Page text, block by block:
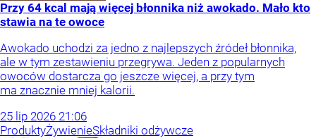
Przy 64 kcal mają więcej błonnika niż awokado. Mało kto
stawia na te owoce
Awokado uchodzi za jedno z najlepszych źródeł błonnika,
ale w tym zestawieniu przegrywa. Jeden z popularnych
owoców dostarcza go jeszcze więcej, a przy tym
ma znacznie mniej kalorii.
25 lip 2026 21:06
ProduktyŻywienieSkładniki odżywcze